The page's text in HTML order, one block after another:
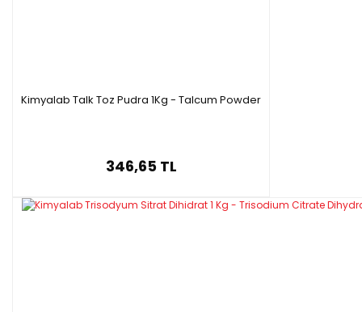
Kimyalab Talk Toz Pudra 1Kg - Talcum Powder
346,65 TL